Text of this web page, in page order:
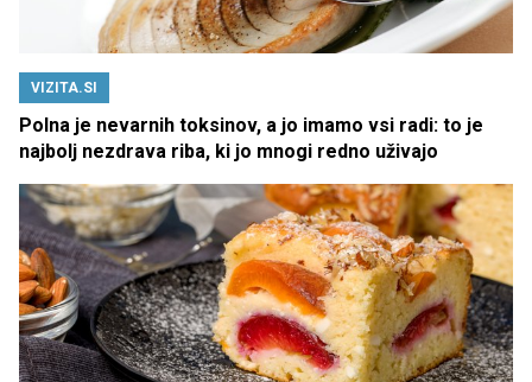
VIZITA.SI
Polna je nevarnih toksinov, a jo imamo vsi radi: to je
najbolj nezdrava riba, ki jo mnogi redno uživajo